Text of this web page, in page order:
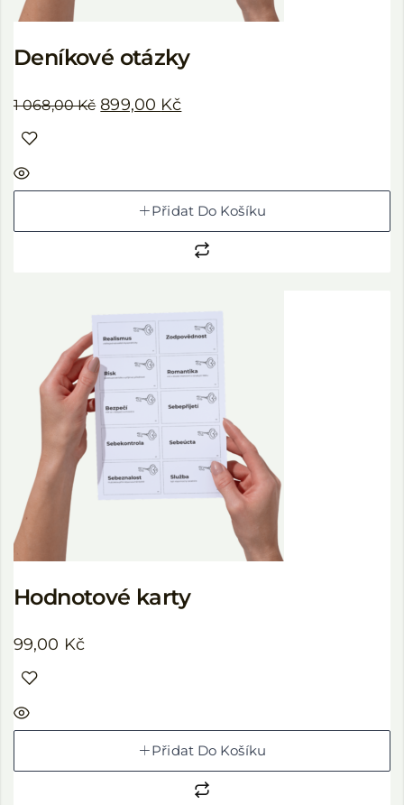
Deníkové otázky
1 068,00Kč 899,00 Kč
Přidat Do Košíku
Hodnotové karty
99,00 Kč
Přidat Do Košíku